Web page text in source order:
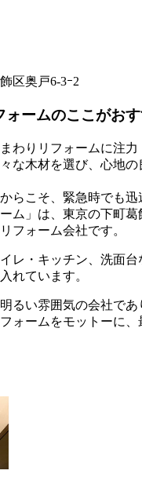
区奥戸6-3ｰ2
ォームのここがおす
わりリフォームに注力
な木材を選び、心地の
らこそ、緊急時でも迅
ム」は、東京の下町
フォーム会社です。
レ・キッチン、洗面台
れています。
るい雰囲気の会社であ
ォームをモットーに、